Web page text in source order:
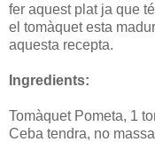
fer aquest plat ja que
el tomàquet esta
aquesta recepta.
Ingredients:
Tomàquet Pometa, 1
Ceba tendra, no